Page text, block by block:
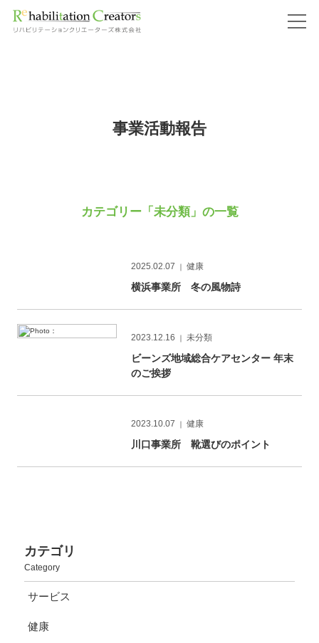
Warning : "continue" targeting switch is equivalent to "break". Did you mean to use "continue 2"?
/home/users/0/rehabilitation/web/rehabilitation.pro/wp/wp-
事業活動報告
カテゴリー「未分類」の一覧
2025.02.07 ｜健康
横浜事業所 冬の風物詩
2023.12.16 ｜未分類
ビーンズ地域総合ケアセンター 年末
のご挨拶
2023.10.07 ｜健康
川口事業所 靴選びのポイント
カテゴリ
Category
サービス
健康